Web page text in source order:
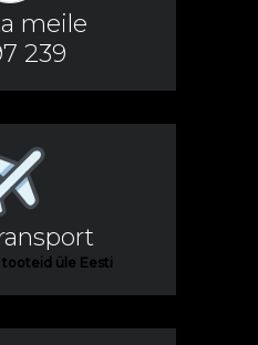
meile
239
üle Eesti